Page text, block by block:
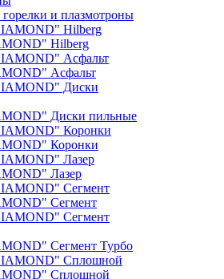
и плазмотроны
Hilberg
Асфальт
Диски пильные
Коронки
Лазер
Сегмент
Сегмент Турбо
Сплошной